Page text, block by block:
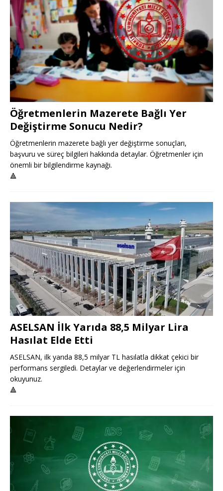
Öğretmenlerin Mazerete Bağlı Yer
Değiştirme Sonucu Nedir?
Öğretmenlerin mazerete bağlı yer değiştirme sonuçları,
başvuru ve süreç bilgileri hakkında detaylar. Öğretmenler için
önemli bir bilgilendirme kaynağı.
🔺
ASELSAN İlk Yarıda 88,5 Milyar Lira
Hasılat Elde Etti
ASELSAN, ilk yarıda 88,5 milyar TL hasılatla dikkat çekici bir
performans sergiledi. Detaylar ve değerlendirmeler için
okuyunuz.
🔺